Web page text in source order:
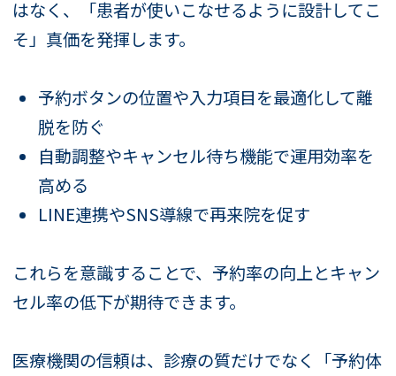
はなく、「患者が使いこなせるように設計してこ
そ」真価を発揮します。
予約ボタンの位置や入力項目を最適化して離
脱を防ぐ
自動調整やキャンセル待ち機能で運用効率を
高める
LINE連携やSNS導線で再来院を促す
これらを意識することで、予約率の向上とキャン
セル率の低下が期待できます。
医療機関の信頼は、診療の質だけでなく「予約体